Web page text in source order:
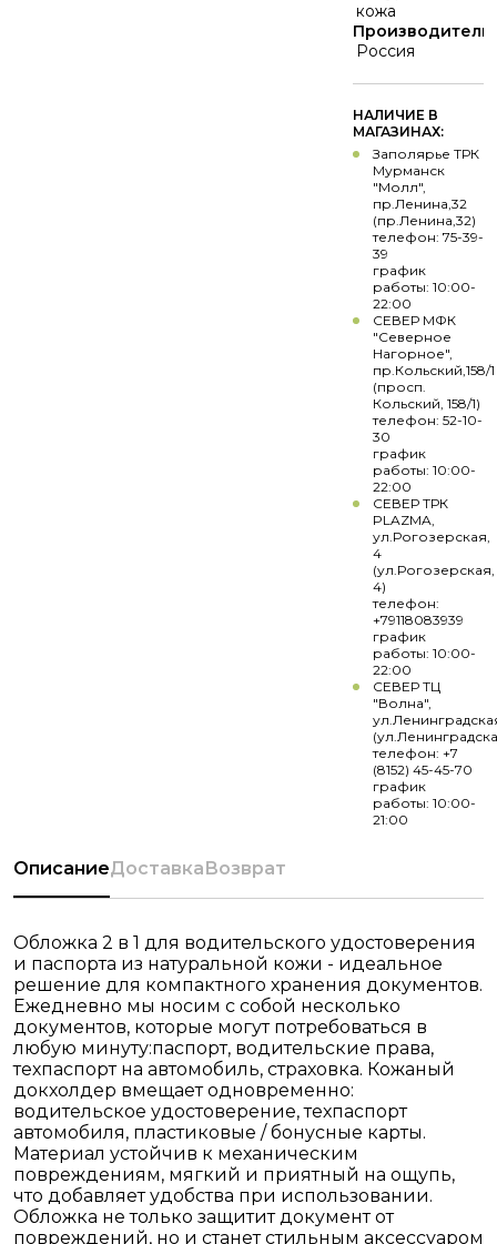
кожа
Производитель:
Россия
НАЛИЧИЕ В
МАГАЗИНАХ:
Заполярье ТРК
Мурманск
"Молл",
пр.Ленина,32
(пр.Ленина,32)
телефон: 75-39-
39
график
работы: 10:00-
22:00
СЕВЕР МФК
"Северное
Нагорное",
пр.Кольский,158/1
(просп.
Кольский, 158/1)
телефон: 52-10-
30
график
работы: 10:00-
22:00
СЕВЕР ТРК
PLAZMA,
ул.Рогозерская,
4
(ул.Рогозерская,
4)
телефон:
+79118083939
график
работы: 10:00-
22:00
СЕВЕР ТЦ
"Волна",
телефон: +7
(8152) 45-45-70
график
работы: 10:00-
21:00
ОписаниеДоставкаВозврат
Обложка 2 в 1 для водительского удостоверения
и паспорта из натуральной кожи - идеальное
решение для компактного хранения документов.
Ежедневно мы носим с собой несколько
документов, которые могут потребоваться в
любую минуту:паспорт, водительские права,
техпаспорт на автомобиль, страховка. Кожаный
докхолдер вмещает одновременно:
водительское удостоверение, техпаспорт
автомобиля, пластиковые / бонусные карты.
Материал устойчив к механическим
повреждениям, мягкий и приятный на ощупь,
что добавляет удобства при использовании.
Обложка не только защитит документ от
повреждений, но и станет стильным аксессуаром